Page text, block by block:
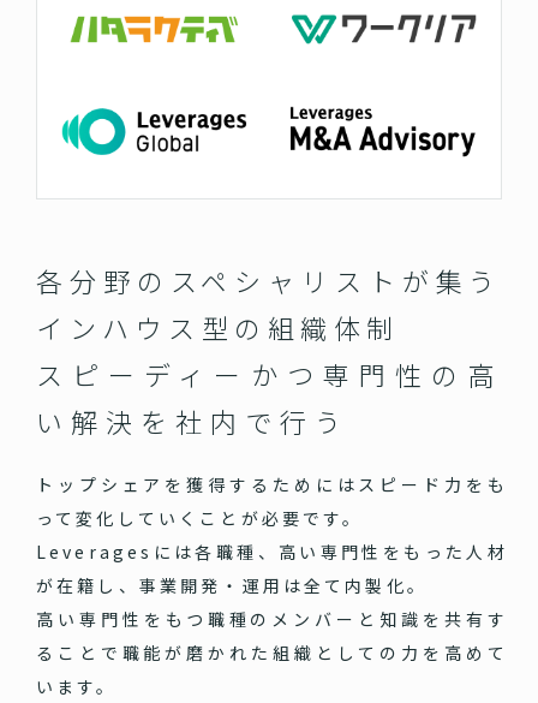
各分野のスペシャリストが集う
インハウス型の組織体制
スピーディーかつ専門性の高
い 解決を社内で行う
トップシェアを獲得するためにはスピード力をも
って変化していくことが必要です。
Leveragesには各職種、高い専門性をもった人材
が在籍し、事業開発・運用は全て内製化。
高い専門性をもつ職種のメンバーと知識を共有す
ることで職能が磨かれた組織としての力を高めて
います。